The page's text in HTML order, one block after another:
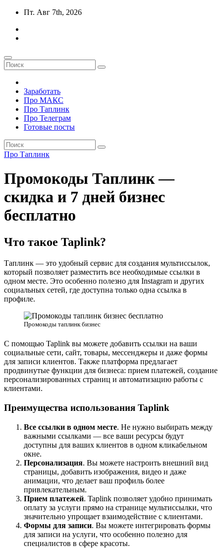
Перейти
содержимому
Пт. Авг 7th, 2026
Заработать
Про МАКС
Про Таплинк
Про Телеграм
Готовые посты
Про Таплинк
Промокоды Таплинк —
скидка и 7 дней бизнес
бесплатно
Что такое Taplink?
Таплинк — это удобный сервис для создания мультиссылок,
который позволяет разместить все необходимые ссылки в
одном месте. Это особенно полезно для Instagram и других
социальных сетей, где доступна только одна ссылка в
профиле.
Промокоды таплинк бизнес
С помощью Taplink вы можете добавить ссылки на ваши
социальные сети, сайт, товары, мессенджеры и даже формы
для записи клиентов. Также платформа предлагает
продвинутые функции для бизнеса: прием платежей, создание
персонализированных страниц и автоматизацию работы с
клиентами.
Преимущества использования Taplink
Все ссылки в одном месте. Не нужно выбирать между
важными ссылками — все ваши ресурсы будут
доступны для ваших клиентов в одном кликабельном
окне.
Персонализация. Вы можете настроить внешний вид
страницы, добавить изображения, видео и даже
анимации, что делает ваш профиль более
привлекательным.
Прием платежей. Taplink позволяет удобно принимать
оплату за услуги прямо на странице мультиссылки, что
значительно упрощает взаимодействие с клиентами.
Формы для записи. Вы можете интегрировать формы
для записи на услуги, что особенно полезно для
специалистов в сфере красоты.